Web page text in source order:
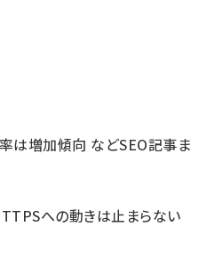
は増加傾向 などSEO記事ま
への動きは止まらない